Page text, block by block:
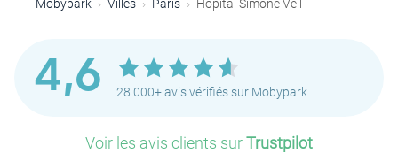
Mobypark Villes Paris Hôpital Simone Veil
4,6 28 000+ avis vérifiés sur Mobypark
Voir les avis clients surTrustpilot